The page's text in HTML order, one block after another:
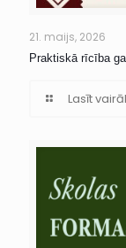
21. maijs, 2026
Praktiskā rīcība
Lasīt